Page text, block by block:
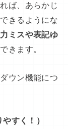
ば、あらかじ
きるようにな
力ミスや表記ゆ
きます。
ウン機能につ
すく！）